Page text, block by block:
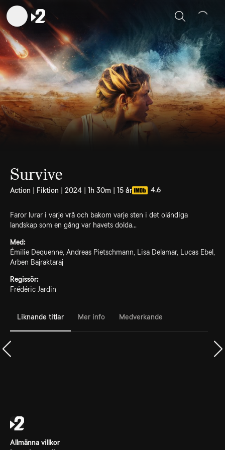
Sök
Survive
Action | Fiktion | 2024 | 1h 30m | 15 år 4.6
Faror lurar i varje vrå och bakom varje sten i det oländiga
landskap som en gång var havets dolda...
Med:
Émilie Dequenne, Andreas Pietschmann, Lisa Delamar, Lucas Ebel,
Arben Bajraktaraj
Regissör:
Frédéric Jardin
Liknande titlar Mer info Medverkande
Allmänna villkor